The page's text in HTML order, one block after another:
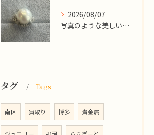
2026/08/07
写真のような美しい大粒のパールリングですが、
タグ Tags
南区 買取り 博多 貴金属